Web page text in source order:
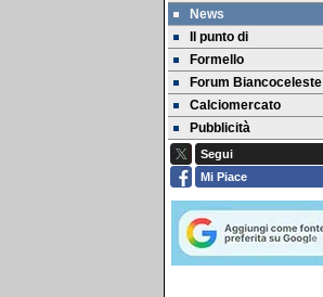
News
Il punto di
Formello
Forum Biancoceleste
Calciomercato
Pubblicità
Segui
Mi Piace